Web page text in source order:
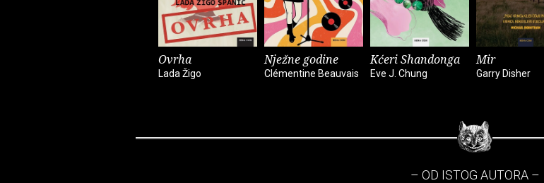
Ovrha
Lada Žigo
Nježne godine
Clémentine Beauvais
Kćeri Shandonga
Eve J. Chung
Mir
Garry Disher
– OD ISTOG AUTORA –